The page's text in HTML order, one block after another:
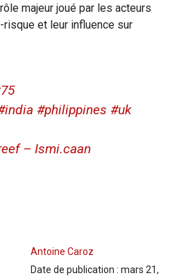
majeur joué par les acteurs
et leur influence sur
#philippines #uk
– Ismi.caan
Antoine Caroz
Date de publication : mars 21,